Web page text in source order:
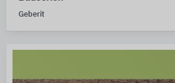
Geberit